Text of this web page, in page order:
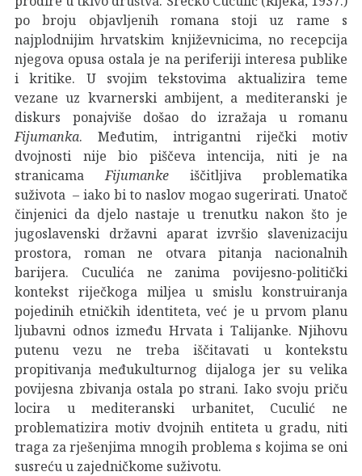
po broju objavljenih romana stoji uz rame s
najplodnijim hrvatskim književnicima, no recepcija
njegova opusa ostala je na periferiji interesa publike
i kritike. U svojim tekstovima aktualizira teme
vezane uz kvarnerski ambijent, a mediteranski je
diskurs ponajviše došao do izražaja u romanu
Fijumanka. Međutim, intrigantni riječki motiv
dvojnosti nije bio piščeva intencija, niti je na
stranicama Fijumanke iščitljiva problematika
suživota – iako bi to naslov mogao sugerirati. Unatoč
činjenici da djelo nastaje u trenutku nakon što je
jugoslavenski državni aparat izvršio slavenizaciju
prostora, roman ne otvara pitanja nacionalnih
barijera. Cuculića ne zanima povijesno-politički
kontekst riječkoga miljea u smislu konstruiranja
pojedinih etničkih identiteta, već je u prvom planu
ljubavni odnos između Hrvata i Talijanke. Njihovu
putenu vezu ne treba iščitavati u kontekstu
propitivanja međukulturnog dijaloga jer su velika
povijesna zbivanja ostala po strani. Iako svoju priču
locira u mediteranski urbanitet, Cuculić ne
problematizira motiv dvojnih entiteta u gradu, niti
traga za rješenjima mnogih problema s kojima se oni
susreću u zajedničkome suživotu.